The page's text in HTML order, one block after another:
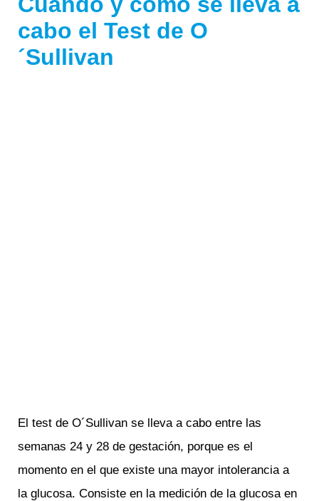
cabo el Test de O
´Sullivan
El test de O´Sullivan se lleva a cabo entre las
semanas 24 y 28 de gestación, porque es el
momento en el que existe una mayor intolerancia a
la glucosa. Consiste en la medición de la glucosa en